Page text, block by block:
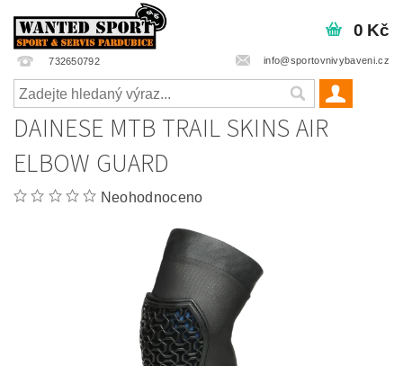
732650792 info@sportovnivybaveni.cz
0 Kč
DAINESE MTB TRAIL SKINS AIR
ELBOW GUARD
Neohodnoceno